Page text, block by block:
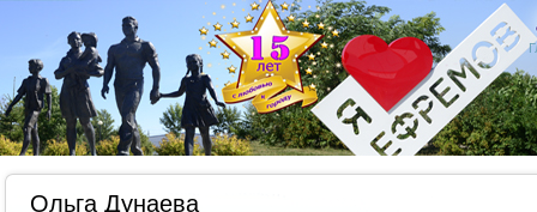
Ольга Дунаева